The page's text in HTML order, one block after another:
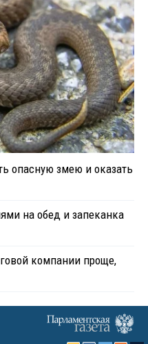
опасную змею и оказать
на обед и запеканка
компании проще,